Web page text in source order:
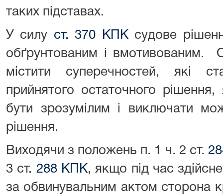
таких підставах.
У силу ст. 370 КПКсудове
обґрунтованим і
містити суперечностей, які
прийнятого остаточного
бути зрозумілим і виключати
рішення.
Виходячи з положень п. 1 ч. 2 ст.
3 ст. 288 КПК, якщо під час
за обвинувальним актом сторона